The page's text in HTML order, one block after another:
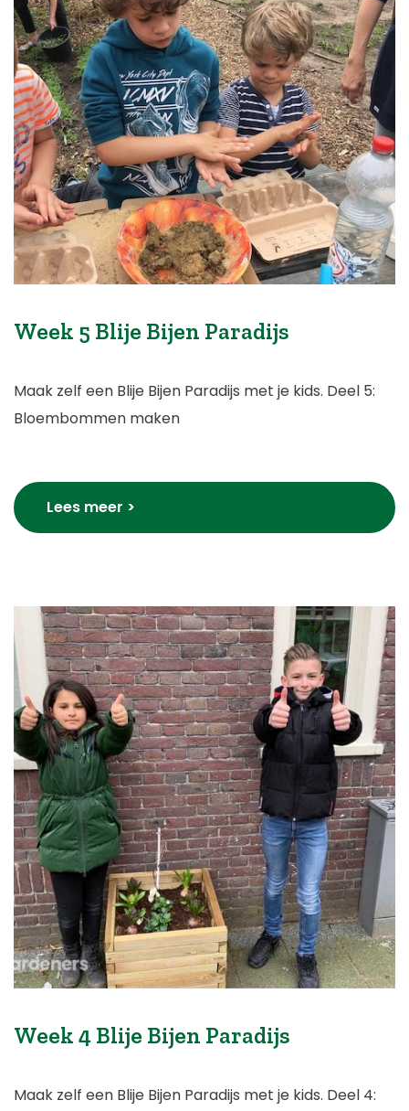
Week 5 Blije Bijen Paradijs
Maak zelf een Blije Bijen Paradijs met je kids. Deel 5:
Bloembommen maken
Lees meer >
Week 4 Blije Bijen Paradijs
Maak zelf een Blije Bijen Paradijs met je kids. Deel 4: